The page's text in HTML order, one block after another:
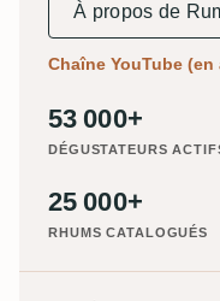
À propos de
Chaîne YouTube (en
53 000+
DÉGUSTATEURS
25 000+
RHUMS CATALOGUÉS